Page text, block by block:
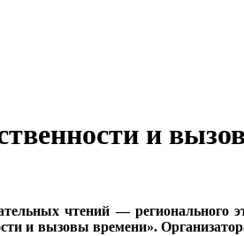
и
чтений —
и вызовы времени».